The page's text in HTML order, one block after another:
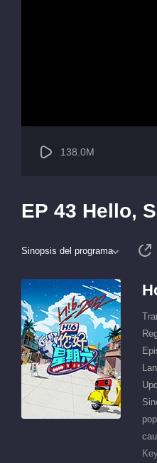
138.0M
EP 43 Hello,
Sinopsis del programa